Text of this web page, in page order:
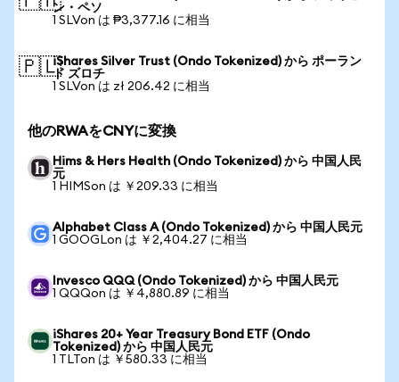
ン・ペソ
1 SLVon は ₱3,377.16 に相当
🇵🇱iShares Silver Trust (Ondo Tokenized) から ポーラン
ド ズロチ
1 SLVon は zł 206.42 に相当
他のRWAをCNYに変換
Hims & Hers Health (Ondo Tokenized) から 中国人民
元
1 HIMSon は ￥209.33 に相当
Alphabet Class A (Ondo Tokenized) から 中国人民元
1 GOOGLon は ￥2,404.27 に相当
Invesco QQQ (Ondo Tokenized) から 中国人民元
1 QQQon は ￥4,880.89 に相当
iShares 20+ Year Treasury Bond ETF (Ondo
Tokenized) から 中国人民元
1 TLTon は ￥580.33 に相当